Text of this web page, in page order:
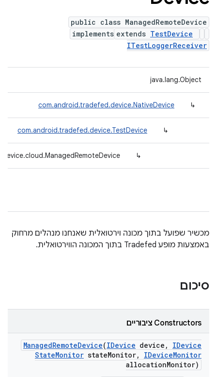
public class ManagedRemoteDevice
extends TestDevice
implements
ITestLoggerReceiver
java.lang.Object
↳
com.android.tradefed.device.NativeDevice
↳
com.android.tradefed.device.TestDevice
↳
מכשיר שפועל בתוך מכונה וירטואלית שאנחנו מנהלים מרחוק
באמצעות מופע Tradefed בתוך המכונה הווירטואלית.
סיכום
Constructors ציבוריים
ManagedRemoteDevice(IDevice device ,
IDevice
StateMonitor stateMonitor, IDeviceMonitor
allocationMonitor)